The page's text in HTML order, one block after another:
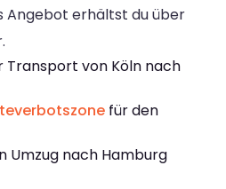
Angebot erhältst du über
Transport von Köln nach
für den
Umzug nach Hamburg